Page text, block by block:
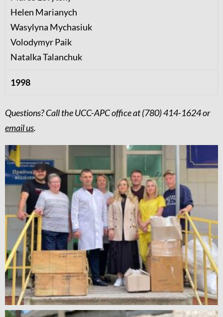
Helen Marianych
Wasylyna Mychasiuk
Volodymyr Paik
Natalka Talanchuk
1998
Questions? Call the UCC-APC office at(780) 414-1624or
email us.